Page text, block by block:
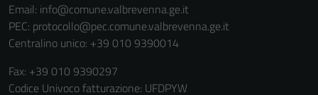
Email: info@comune.valbrevenna.ge.it
PEC: protocollo@pec.comune.valbrevenna.ge.it
Centralino unico: +39 010 9390014
Fax: +39 010 9390297
Codice Univoco fatturazione: UFDPYW